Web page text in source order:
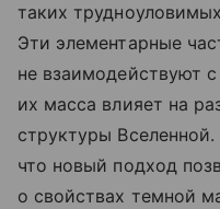
таких
Эти элементарные
не взаимодействуют
их масса влияет на
структуры
что новый подход
о свойствах темной